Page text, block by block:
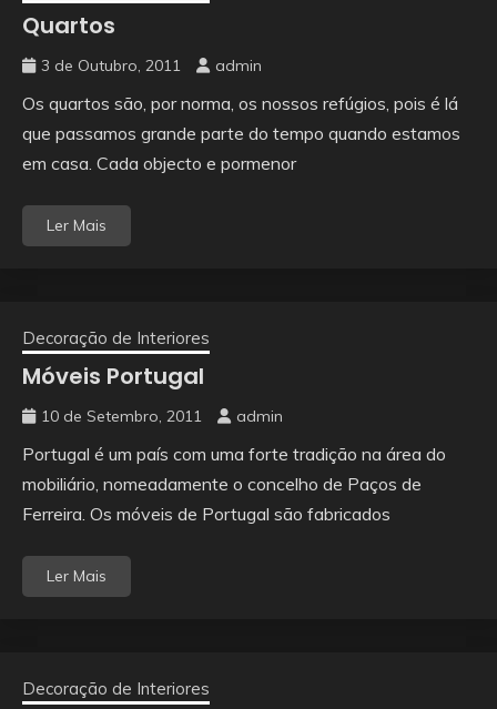
Quartos
3 de Outubro, 2011 admin
Os quartos são, por norma, os nossos refúgios, pois é lá
que passamos grande parte do tempo quando estamos
em casa. Cada objecto e pormenor
Ler Mais
Decoração de Interiores
Móveis Portugal
10 de Setembro, 2011 admin
Portugal é um país com uma forte tradição na área do
mobiliário, nomeadamente o concelho de Paços de
Ferreira. Os móveis de Portugal são fabricados
Ler Mais
Decoração de Interiores